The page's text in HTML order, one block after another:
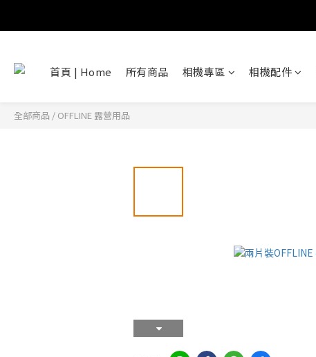
首頁 | Home 所有商品 相機專區 相機配件
全部商品 / OFFLINE 露營用品